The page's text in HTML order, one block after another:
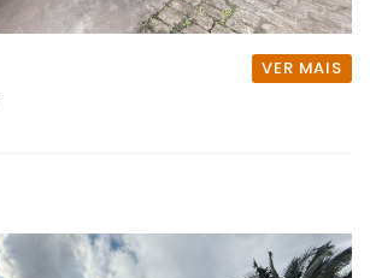
VER MAIS